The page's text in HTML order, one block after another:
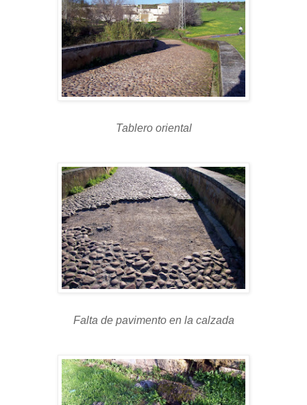
Tablero oriental
Falta de pavimento en la calzada